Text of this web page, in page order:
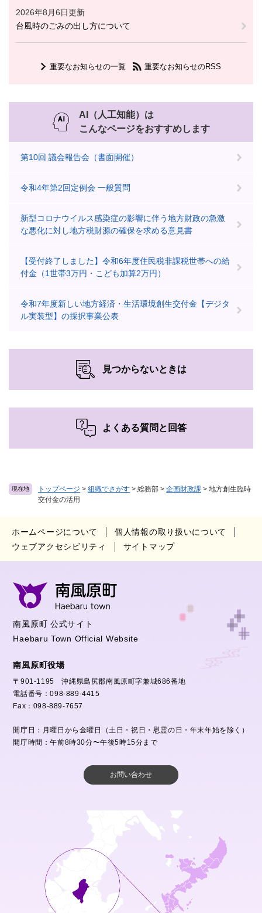
現在地 トップページ > 組織でさがす > 総務部 > 企画財政課 > 地方創生臨時
交付金の活用
2026年8月6日更新
台風時のごみの出し方について
重要なお知らせの一覧 重要なお知らせのRSS
AI（人工知能）は
こんなページをおすすめします
第10回 議会報告会（書面開催）
令和4年第2回定例会 一般質問
新型コロナウイルス感染症の影響に伴う地方財政の急激
な悪化に対し地方税財源の確保を求める意見書
【受付終了しました】令和6年度住民税非課税世帯への給
付金（1世帯3万円・こども加算2万円）
令和7年度新しい地方経済・生活環境創生交付金【デジタ
ル実装型】の採択事業公表
見つからないときは
よくある質問と回答
ホームページについて
個人情報の取り扱いについて
ウェブアクセシビリティ
サイトマップ
南風原町 公式サイト
Haebaru Town Official Website
南風原町役場
〒901-1195 沖縄県島尻郡南風原町字兼城686番地
電話番号：098-889-4415
Fax：098-889-7657
開庁日：月曜日から金曜日（土日・祝日・慰霊の日・年末年始を除く）
開庁時間：午前8時30分〜午後5時15分まで
お問い合わせ